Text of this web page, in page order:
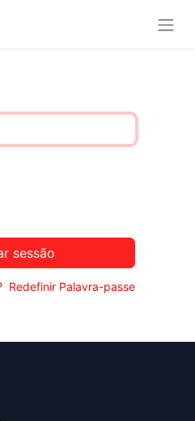
sessão
Redefinir Palavra-passe